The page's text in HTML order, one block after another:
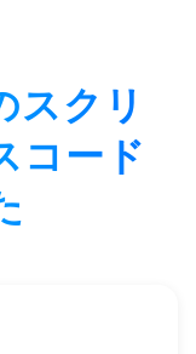
スクリ
コード